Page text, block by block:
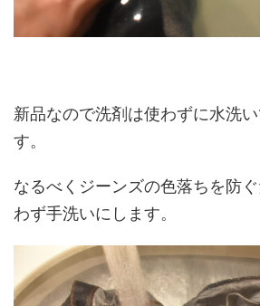
新品なので洗剤は使わずに水洗
す。
なるべくジーンズの色落ちを防
わず手洗いにします。